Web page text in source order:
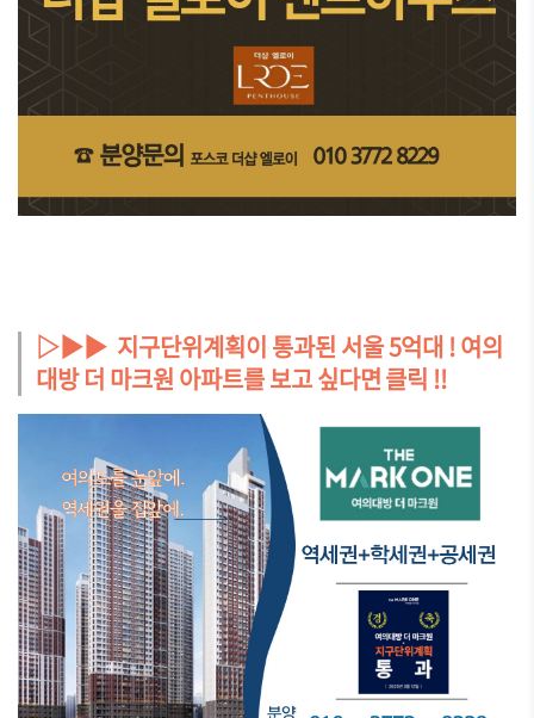
▷▶▶ 지구단위계획이 통과된 서울 5억대 ! 여의
대방 더 마크원 아파트를 보고 싶다면 클릭 !!